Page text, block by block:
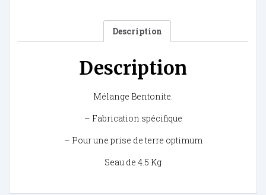
Description
Description
Mélange Bentonite.
– Fabrication spécifique
– Pour une prise de terre optimum
Seau de 4.5 Kg